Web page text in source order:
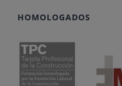
HOMOLOGADOS